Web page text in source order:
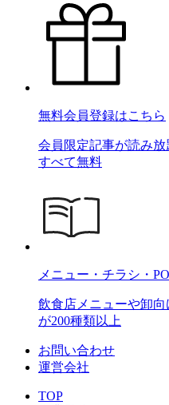
無料会員登録はこちら
会員限定記事が読み
すべて無料
メニュー・チラシ・
飲食店メニューや卸
が200種類以上
お問い合わせ
運営会社
TOP